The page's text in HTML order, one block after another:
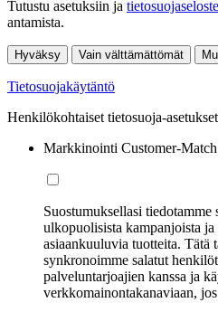
Tutustu asetuksiin ja
antamista.
Hyväksy Vain välttämättömät
Tietosuojakäytäntö
Henkilökohtaiset tietosuoja-asetukset
Markkinointi Customer-
Suostumuksellasi
ulkopuolisista kampanjoista
asiaankuuluvia tuotteita. Tätä
synkronoimme salatut
palveluntarjoajien kanssa ja
verkkomainontakanaviaan,